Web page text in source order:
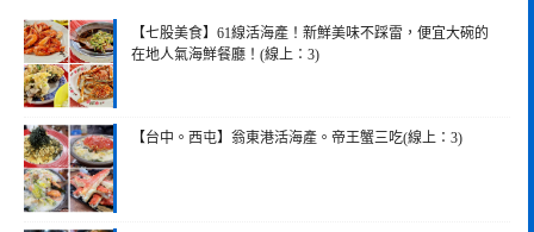
【七股美食】61線活海產！新鮮美味不踩雷，便宜大碗的
在地人氣海鮮餐廳！(線上：3)
【台中。西屯】翁東港活海產。帝王蟹三吃(線上：3)